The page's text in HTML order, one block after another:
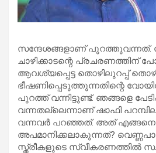
സന്ദേശങ്ങളാണ് പുറത്തുവന്നത്.
ചാഴിക്കാടന്റെ പ്രചരണത്തിന്
ആവശ്യപ്പെട്ട തൊഴിലുറപ്പ്
ഭീഷണിപ്പെടുത്തുന്നതിന്റെ
പുറത്ത് വന്നിട്ടുണ്ട്. ഞങ്ങളെ
വന്നതല്ലെന്നാണ് ഷാഫി
വന്നവര്‍ പറഞ്ഞത്. അത്
അപമാനിക്കലാകുന്നത്?
സ്ത്രീകളുടെ സ്വീകരണത്തില്‍